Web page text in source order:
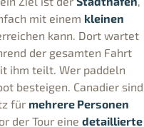
mit einem kleinen
kann. Dort wartet
der gesamten Fahrt
ihm teilt. Wer paddeln
besteigen. Canadier sind
für mehrere Personen
der Tour eine detaillierte